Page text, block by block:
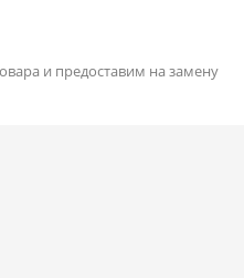
и предоставим на замену